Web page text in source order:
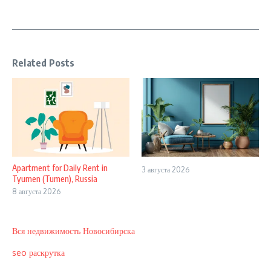
Related Posts
Apartment for Daily Rent in
Tyumen (Tumen), Russia
8 августа 2026
3 августа 2026
Вся недвижимость Новосибирска
seo раскрутка